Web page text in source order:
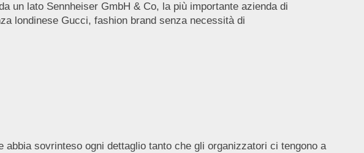
un lato Sennheiser GmbH & Co, la più importante azienda di
londinese Gucci, fashion brand senza necessità di
sovrinteso ogni dettaglio tanto che gli organizzatori ci tengono a